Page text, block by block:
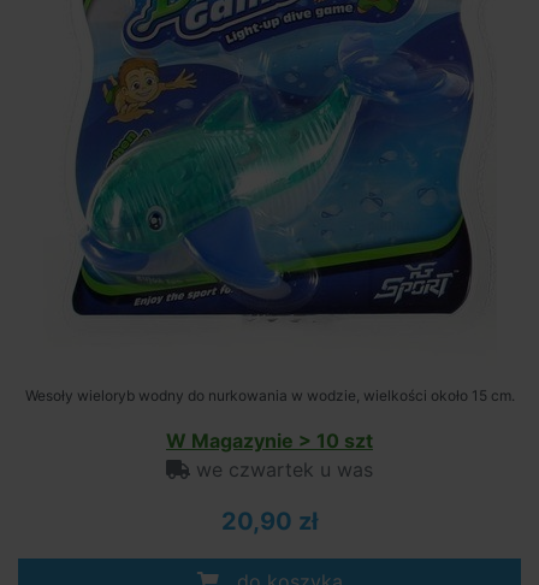
Wesoły wieloryb wodny do nurkowania w wodzie, wielkości około 15 cm.
W Magazynie > 10 szt
we czwartek u was
20,90 zł